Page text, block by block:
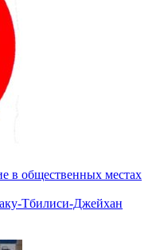
в общественных местах
Тбилиси-Джейхан